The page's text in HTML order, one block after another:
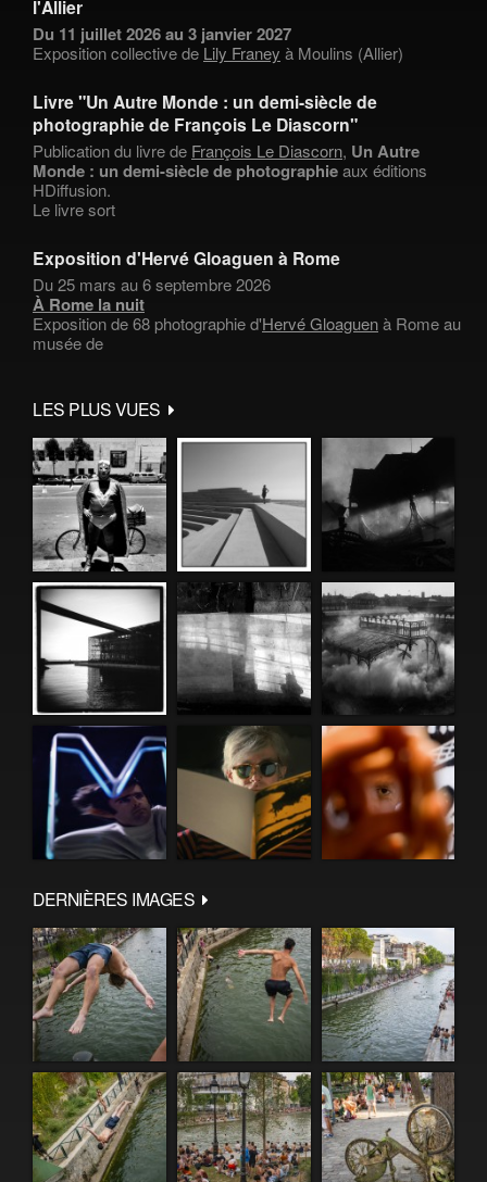
l'Allier
Du 11 juillet 2026 au 3 janvier 2027
Exposition collective de Lily Franey à Moulins (Allier)
Livre "Un Autre Monde : un demi-siècle de
photographie de François Le Diascorn"
Publication du livre de François Le Diascorn, Un Autre
Monde : un demi-siècle de photographieaux éditions
HDiffusion.
Le livre sort
Exposition d'Hervé Gloaguen à Rome
Du 25 mars au 6 septembre 2026
À Rome la nuit
Exposition de 68 photographie d'Hervé Gloaguenà Rome au
musée de
LES PLUS VUES
DERNIÈRES IMAGES